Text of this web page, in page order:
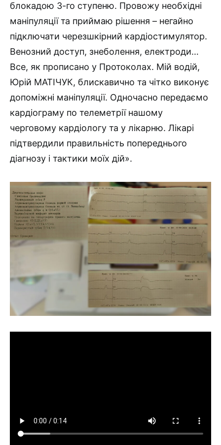
блокадою 3-го ступеню. Провожу необхідні
маніпуляції та приймаю рішення – негайно
підключати черезшкірний кардіостимулятор.
Венозний доступ, знеболення, електроди…
Все, як прописано у Протоколах. Мій водій,
Юрій МАТІЧУК, блискавично та чітко виконує
допоміжні маніпуляції. Одночасно передаємо
кардіограму по телеметрії нашому
черговому кардіологу та у лікарню. Лікарі
підтвердили правильність попереднього
діагнозу і тактики моїх дій».